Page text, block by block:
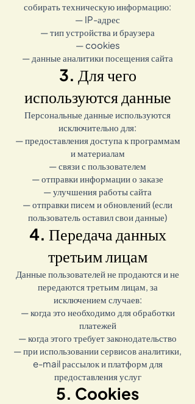
собирать техническую информацию:
— IP-адрес
— тип устройства и браузера
— cookies
— данные аналитики посещения сайта
3. Для чего
используются данные
Персональные данные используются
исключительно для:
— предоставления доступа к программам
и материалам
— связи с пользователем
— отправки информации о заказе
— улучшения работы сайта
— отправки писем и обновлений (если
пользователь оставил свои данные)
4. Передача данных
третьим лицам
Данные пользователей не продаются и не
передаются третьим лицам, за
исключением случаев:
— когда это необходимо для обработки
платежей
— когда этого требует законодательство
— при использовании сервисов аналитики,
e-mail рассылок и платформ для
предоставления услуг
5. Cookies